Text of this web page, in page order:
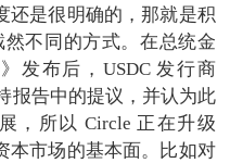
还是很明确的，那就是积
不同的方式。在总统金
发布后，USDC 发行商
报告中的提议，并认为此
，所以 Circle 正在升级
本市场的基本面。比如对